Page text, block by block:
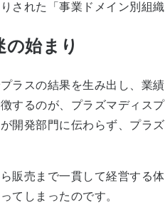
れた「事業ドメイン別組
始まり
スの結果を生み出し、業
するのが、プラズマディス
開発部門に伝わらず、プラ
売まで一貫して経営する
てしまったのです。